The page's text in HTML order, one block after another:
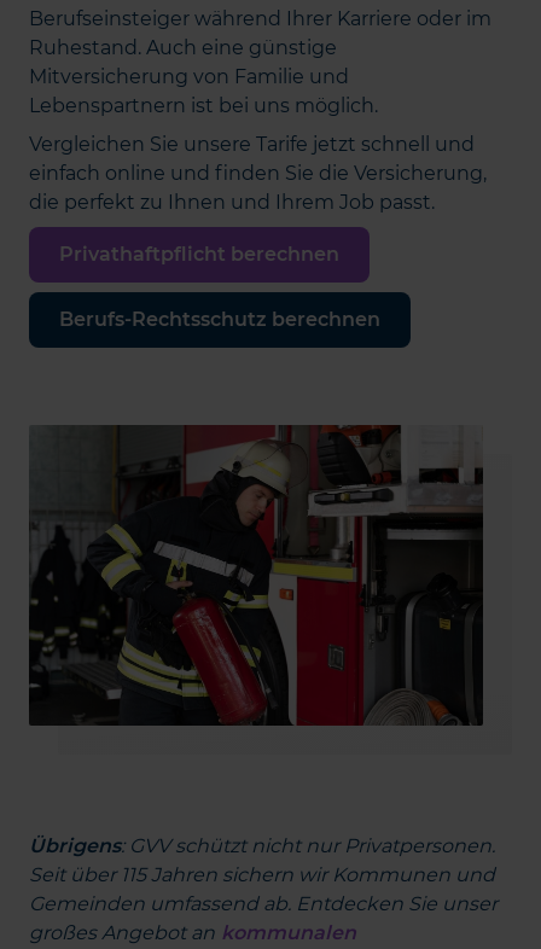
Berufseinsteiger während Ihrer Karriere oder im
Ruhestand. Auch eine günstige
Mitversicherung von Familie und
Lebenspartnern ist bei uns möglich.
Vergleichen Sie unsere Tarife jetzt schnell und
einfach online und finden Sie die Versicherung,
die perfekt zu Ihnen und Ihrem Job passt.
Privathaftpflicht berechnen
Berufs-Rechtsschutz berechnen
Übrigens: GVV schützt nicht nur Privatpersonen.
Seit über 115 Jahren sichern wir Kommunen und
Gemeinden umfassend ab. Entdecken Sie unser
großes Angebot an kommunalen